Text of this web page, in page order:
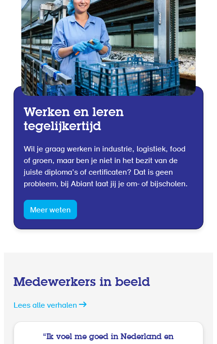
Werken en leren
tegelijkertijd
Wil je graag werken in industrie, logistiek, food
of groen, maar ben je niet in het bezit van de
juiste diploma’s of certificaten? Dat is geen
probleem, bij Abiant laat jij je om- of bijscholen.
Meer weten
Medewerkers in beeld
Lees alle verhalen
Ik voel me goed in Nederland en